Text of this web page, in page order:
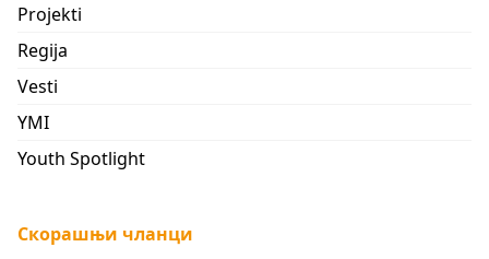
Projekti
Regija
Vesti
YMI
Youth Spotlight
Скорашњи чланци